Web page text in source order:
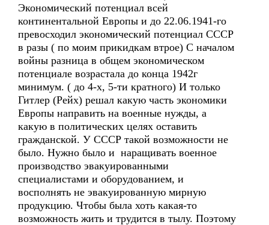
Экономический потенциал всей
континентальной Европы и до 22.06.1941-го
превосходил экономический потенциал СССР
в разы ( по моим прикидкам втрое) С началом
войны разница в общем экономическом
потенциале возрастала до конца 1942г
минимум. ( до 4-х, 5-ти кратного) И только
Гитлер (Рейх) решал какую часть экономики
Европы направить на военные нужды, а
какую в политических целях оставить
гражданской. У СССР такой возможности не
было. Нужно было и наращивать военное
производство эвакуированными
специалистами и оборудованием, и
восполнять не эвакуированную мирную
продукцию. Чтобы была хоть какая-то
возможность жить и трудится в тылу. Поэтому